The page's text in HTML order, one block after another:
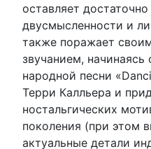
оставляет
двусмысленности и
также поражает
звучанием,
народной песни
Терри Калльера и
ностальгических
поколения (при этом
актуальные детали